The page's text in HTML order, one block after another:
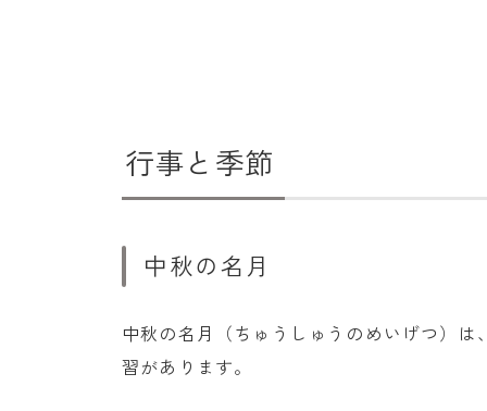
行事と季節
中秋の名月
中秋の名月（ちゅうしゅうのめいげつ）
習があります。